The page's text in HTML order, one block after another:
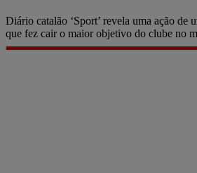
Diário catalão ‘Sport’ revela uma ação de
que fez cair o maior objetivo do clube no